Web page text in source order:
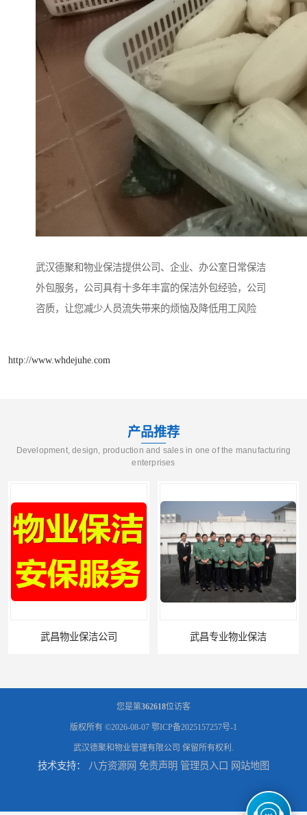
武汉德聚和物业保洁提供公司、企业、办公室日常保洁
外包服务，公司具有十多年丰富的保洁外包经验，公司
咨质，让您减少人员流失带来的烦恼及降低用工风险
http://www.whdejuhe.com
产品推荐
Development, design, production and sales in one of the manufacturing
enterprises
武昌物业保洁公司 武昌专业物业保洁
武汉办公写字楼保洁外包
您是第362618位访客
版权所有 ©2026-08-07 鄂ICP备2025157257号-1
武汉德聚和物业管理有限公司 保留所有权利.
技术支持： 八方资源网 免责声明 管理员入口 网站地图